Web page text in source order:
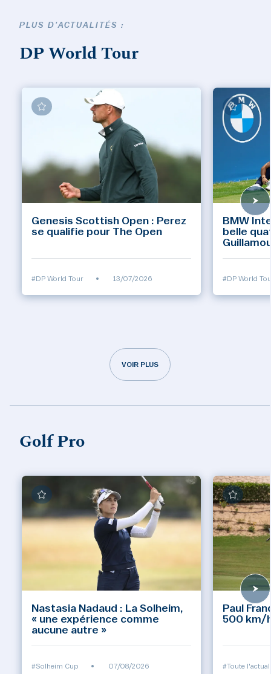
PLUS D'ACTUALITÉS :
DP World Tour
Genesis Scottish Open : Perez
se qualifie pour The Open
#DP World Tour • 13/07/2026
BMW
belle
#DP World
VOIR PLUS
Golf Pro
Nastasia Nadaud : La Solheim,
« une expérience comme
aucune autre »
#Solheim Cup • 07/08/2026
Paul
500 km/
#Toute